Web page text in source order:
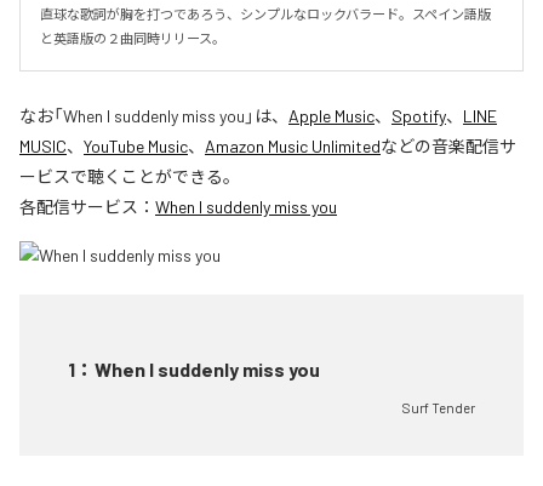
直球な歌詞が胸を打つであろう、シンプルなロックバラード。スペイン語版
と英語版の２曲同時リリース。
なお「When I suddenly miss you 」は、 Apple Music、 Spotify、 LINE
MUSIC、 YouTube Music、 Amazon Music Unlimitedなどの音楽配信サ
ービスで聴くことができる。
各配信サービス： When I suddenly miss you
1 ： When I suddenly miss you
Surf Tender